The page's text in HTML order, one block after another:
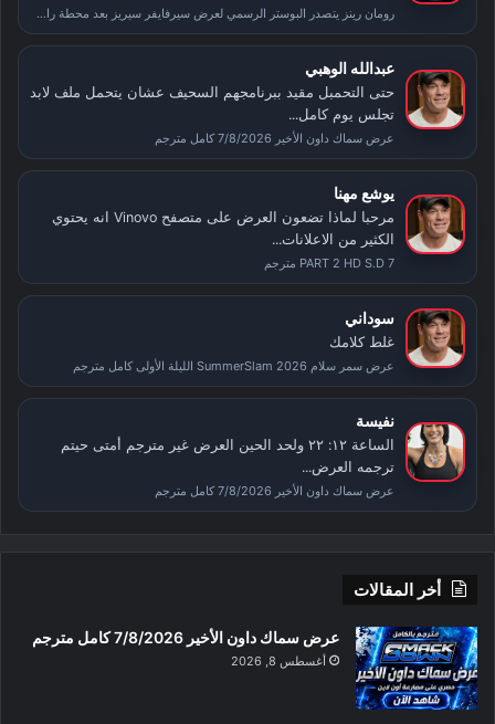
رومان رينز يتصدر البوستر الرسمي لعرض سيرفايفر سيريز بعد محطة راسلمينيا
عبدالله الوهبي
حتى التحمبل مقيد ببرنامجهم السحيف عشان يتحمل ملف لابد
تجلس يوم كامل...
عرض سماك داون الأخير 7/8/2026 كامل مترجم
يوشع مهنا
مرحبا لماذا تضعون العرض على متصفح Vinovo انه يحتوي
الكثير من الاعلانات...
PART 2 HD S.D 7 مترجم
سوداني
غلط كلامك
عرض سمر سلام SummerSlam 2026 الليلة الأولى كامل مترجم
نفيسة
الساعة ١٢: ٢٢ ولحد الحين العرض غير مترجم أمتى حيتم
ترجمه العرض...
عرض سماك داون الأخير 7/8/2026 كامل مترجم
أخر المقالات
عرض سماك داون الأخير 7/8/2026 كامل مترجم
أغسطس 8, 2026